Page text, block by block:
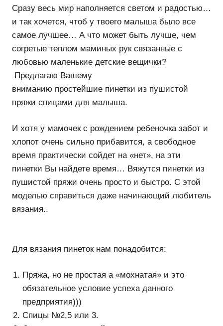
Сразу весь мир наполняется светом и радостью…
и так хочется, чтоб у твоего малыша было все
самое лучшее… А что может быть лучше, чем
согретые теплом маминых рук связанные с
любовью маленькие детские вещички?
Предлагаю Вашему
вниманию простейшие пинетки из пушистой
пряжи спицами для малыша.
И хотя у мамочек с рождением ребеночка забот и
хлопот очень сильно прибавится, а свободное
время практически сойдет на «нет», на эти
пинетки Вы найдете время… Вяжутся пинетки из
пушистой пряжи очень просто и быстро. С этой
моделью справиться даже начинающий любитель
вязания..
Для вязания пинеток нам понадобится:
Пряжа, но не простая а «мохнатая» и это
обязательное условие успеха данного
предприятия)))
Спицы №2,5 или 3.